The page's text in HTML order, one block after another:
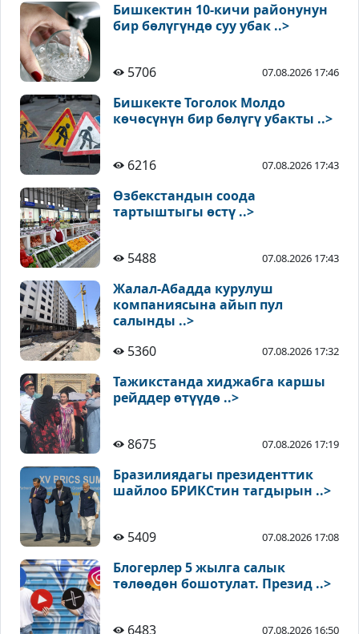
Бишкектин 10-кичи районунун
бир бөлүгүндө суу убак ..>
5706 07.08.2026 17:46
Бишкекте Тоголок Молдо
көчөсүнүн бир бөлүгү убакты ..>
6216 07.08.2026 17:43
Өзбекстандын соода
тартыштыгы өстү ..>
5488 07.08.2026 17:43
Жалал-Абадда курулуш
компаниясына айып пул
салынды ..>
5360
07.08.2026 17:32
Тажикстанда хиджабга каршы
рейддер өтүүдө ..>
8675 07.08.2026 17:19
Бразилиядагы президенттик
шайлоо БРИКСтин тагдырын ..>
5409 07.08.2026 17:08
Блогерлер 5 жылга салык
төлөөдөн бошотулат. Презид ..>
6483 07.08.2026 16:50